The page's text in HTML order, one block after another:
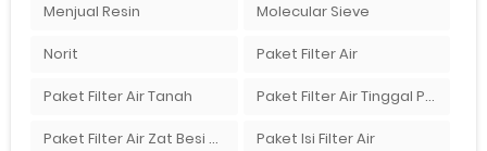
Menjual Resin Molecular Sieve
Norit Paket Filter Air
Paket Filter Air Tanah Paket Filter Air Tinggal Pasang
Paket Filter Air Zat Besi Tinggi Paket Isi Filter Air